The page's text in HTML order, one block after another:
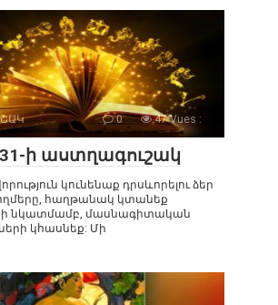
0 47 Vues :
ի աստղագուշակ
կունենաք դրսևորելու ձեր
հաղթանակ կտանեք
նկատմամբ, մասնագիտական
կհասնեք: Մի